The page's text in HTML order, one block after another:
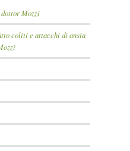
Mozzi
coliti e attacchi di ansia